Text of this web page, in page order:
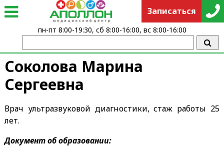
Соколова Марина
Сергеевна
Врач ультразвуковой диагностики, стаж работы 25
лет.
Документ об образовании:
Записаться
пн-пт 8:00-19:30, сб 8:00-16:00, вс 8:00-16:00